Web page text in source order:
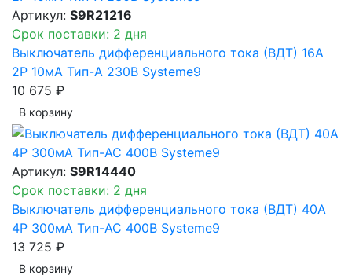
Артикул: S9R21216
Срок поставки: 2 дня
Выключатель дифференциального тока (ВДТ) 16A
2P 10мА Тип-A 230В Systeme9
10 675 ₽
В корзинy
Артикул: S9R14440
Срок поставки: 2 дня
Выключатель дифференциального тока (ВДТ) 40A
4P 300мА Тип-AC 400В Systeme9
13 725 ₽
В корзинy